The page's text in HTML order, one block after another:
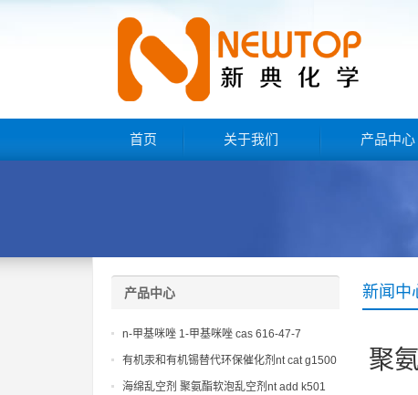
首页 关于我们 产品中心
新闻中
聚
产品中心
n-甲基咪唑 1-甲基咪唑 cas 616-47-7
lupragen nmi
有机汞和有机锡替代环保催化剂nt cat g1500
海绵乱空剂 聚氨酯软泡乱空剂nt add k501